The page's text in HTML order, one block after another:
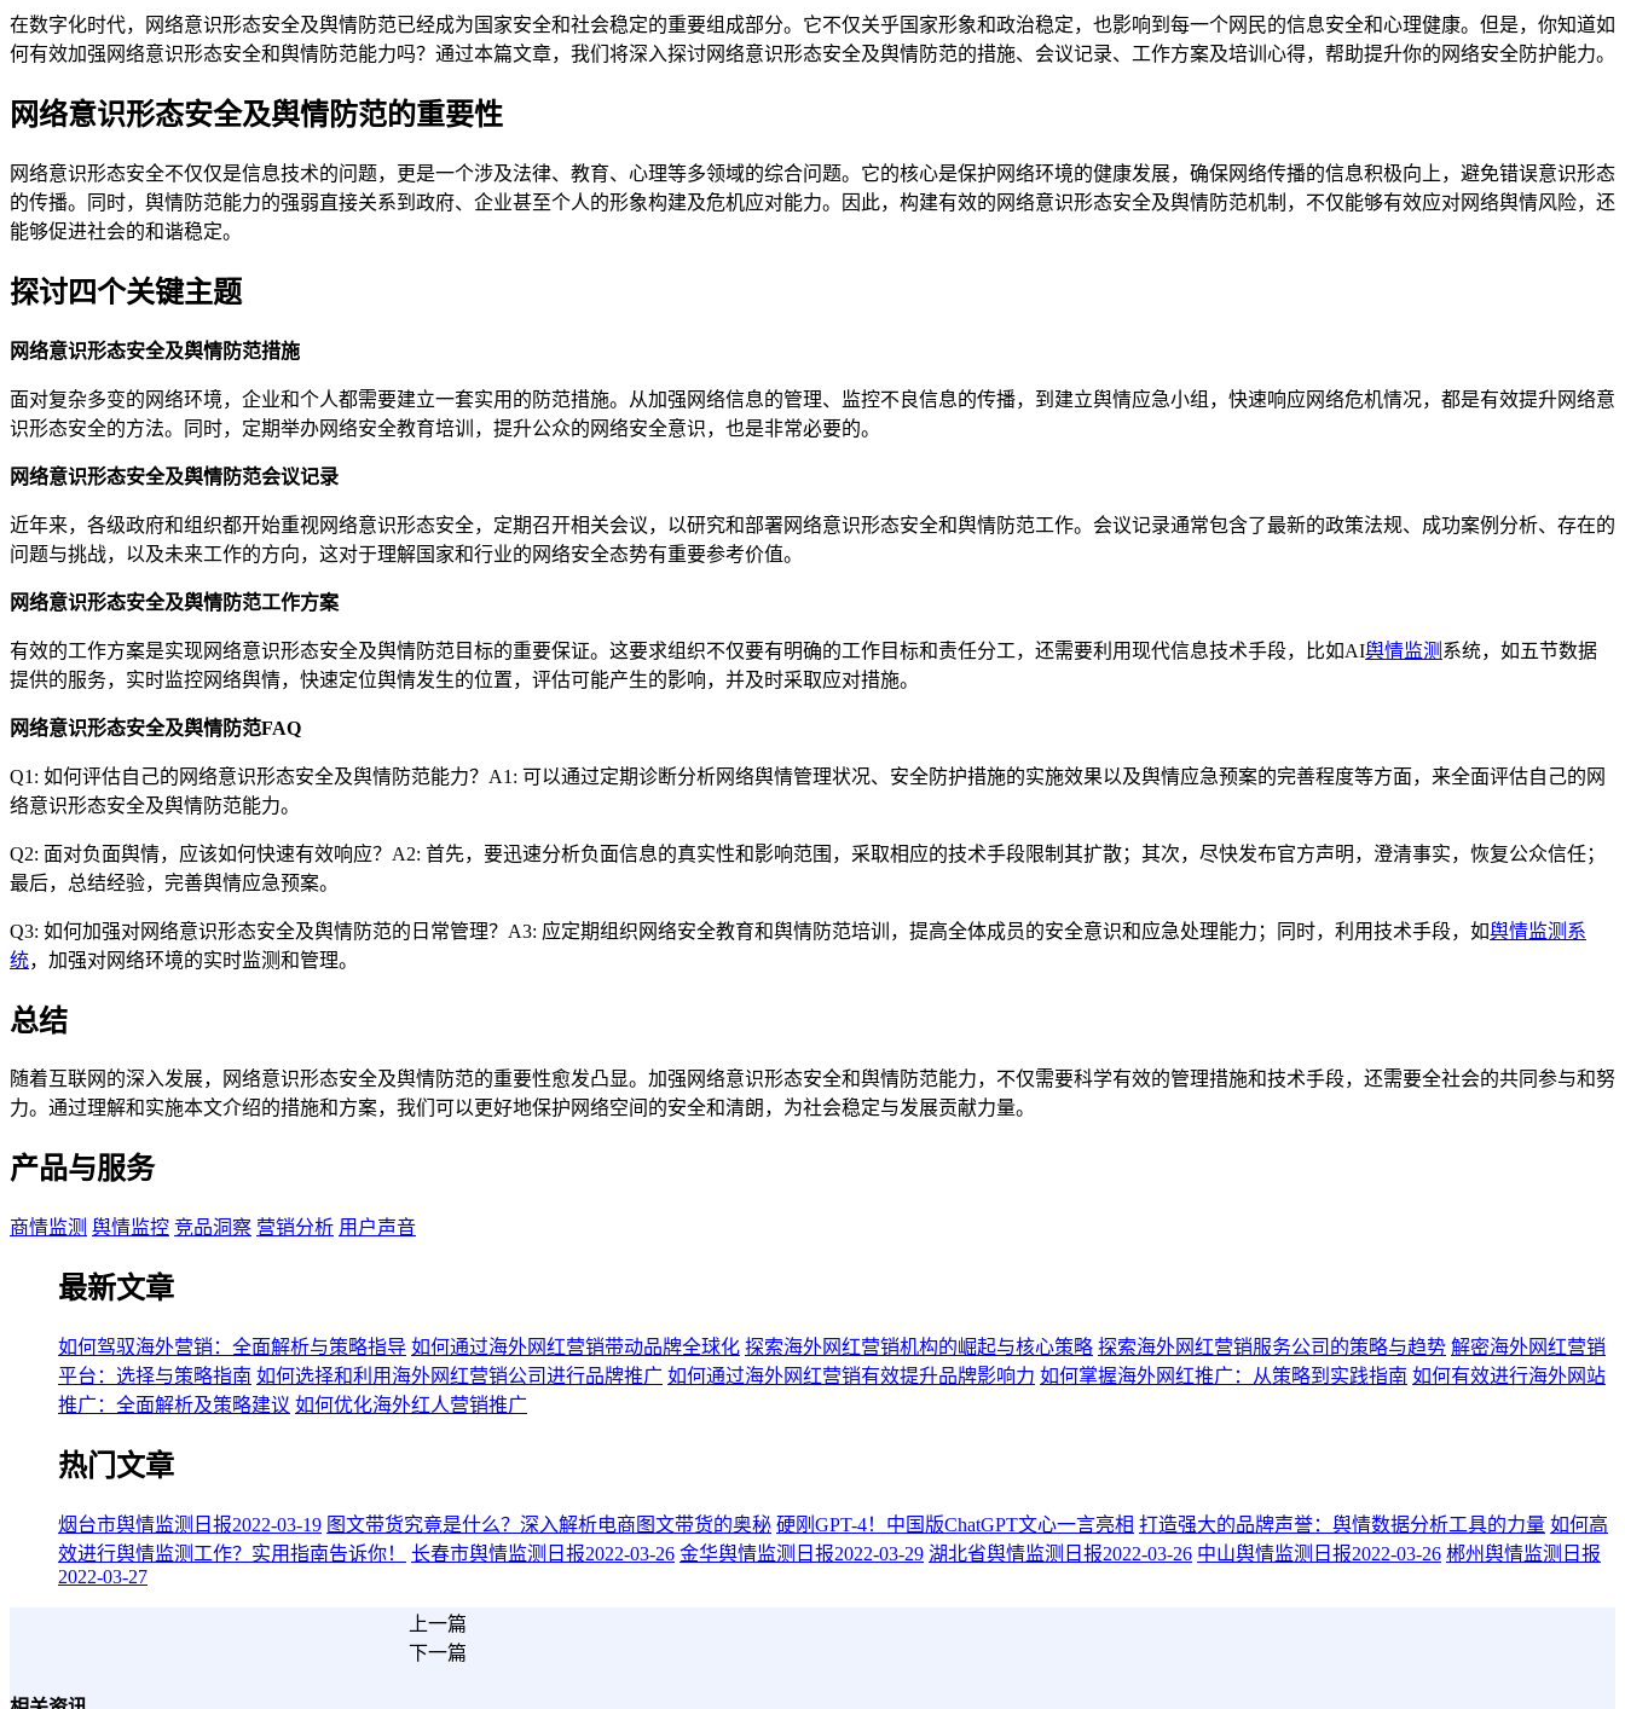
在数字化时代，网络意识形态安全及舆情防范已经成为国家安全和社会稳定的重要组成部分。它不仅关乎国家形象和政治稳定，也影响到每一个网民的信息安全和心理健康。但是，你知道如
何有效加强网络意识形态安全和舆情防范能力吗？通过本篇文章，我们将深入探讨网络意识形态安全及舆情防范的措施、会议记录、工作方案及培训心得，帮助提升你的网络安全防护能力。
网络意识形态安全及舆情防范的重要性
网络意识形态安全不仅仅是信息技术的问题，更是一个涉及法律、教育、心理等多领域的综合问题。它的核心是保护网络环境的健康发展，确保网络传播的信息积极向上，避免错误意识形态
的传播。同时，舆情防范能力的强弱直接关系到政府、企业甚至个人的形象构建及危机应对能力。因此，构建有效的网络意识形态安全及舆情防范机制，不仅能够有效应对网络舆情风险，还
能够促进社会的和谐稳定。
探讨四个关键主题
网络意识形态安全及舆情防范措施
面对复杂多变的网络环境，企业和个人都需要建立一套实用的防范措施。从加强网络信息的管理、监控不良信息的传播，到建立舆情应急小组，快速响应网络危机情况，都是有效提升网络意
识形态安全的方法。同时，定期举办网络安全教育培训，提升公众的网络安全意识，也是非常必要的。
网络意识形态安全及舆情防范会议记录
近年来，各级政府和组织都开始重视网络意识形态安全，定期召开相关会议，以研究和部署网络意识形态安全和舆情防范工作。会议记录通常包含了最新的政策法规、成功案例分析、存在的
问题与挑战，以及未来工作的方向，这对于理解国家和行业的网络安全态势有重要参考价值。
网络意识形态安全及舆情防范工作方案
有效的工作方案是实现网络意识形态安全及舆情防范目标的重要保证。这要求组织不仅要有明确的工作目标和责任分工，还需要利用现代信息技术手段，比如AI舆情监测 系统，如五节数据
提供的服务，实时监控网络舆情，快速定位舆情发生的位置，评估可能产生的影响，并及时采取应对措施。
网络意识形态安全及舆情防范FAQ
Q1: 如何评估自己的网络意识形态安全及舆情防范能力？A1: 可以通过定期诊断分析网络舆情管理状况、安全防护措施的实施效果以及舆情应急预案的完善程度等方面，来全面评估自己的网
络意识形态安全及舆情防范能力。
Q2: 面对负面舆情，应该如何快速有效响应？A2: 首先，要迅速分析负面信息的真实性和影响范围，采取相应的技术手段限制其扩散；其次，尽快发布官方声明，澄清事实，恢复公众信任；
最后，总结经验，完善舆情应急预案。
Q3: 如何加强对网络意识形态安全及舆情防范的日常管理？A3: 应定期组织网络安全教育和舆情防范培训，提高全体成员的安全意识和应急处理能力；同时，利用技术手段，如舆情监测系
统，加强对网络环境的实时监测和管理。
总结
随着互联网的深入发展，网络意识形态安全及舆情防范的重要性愈发凸显。加强网络意识形态安全和舆情防范能力，不仅需要科学有效的管理措施和技术手段，还需要全社会的共同参与和努
力。通过理解和实施本文介绍的措施和方案，我们可以更好地保护网络空间的安全和清朗，为社会稳定与发展贡献力量。
产品与服务
商情监测 舆情监控 竞品洞察 营销分析 用户声音
最新文章
如何驾驭海外营销：全面解析与策略指导 如何通过海外网红营销带动品牌全球化 探索海外网红营销机构的崛起与核心策略 探索海外网红营销服务公司的策略与趋势 解密海外网红营销
平台：选择与策略指南 如何选择和利用海外网红营销公司进行品牌推广 如何通过海外网红营销有效提升品牌影响力 如何掌握海外网红推广：从策略到实践指南 如何有效进行海外网站
推广：全面解析及策略建议 如何优化海外红人营销推广
热门文章
烟台市舆情监测日报2022-03-19 图文带货究竟是什么？深入解析电商图文带货的奥秘 硬刚GPT-4！中国版ChatGPT文心一言亮相 打造强大的品牌声誉：舆情数据分析工具的力量 如何高
效进行舆情监测工作？实用指南告诉你！
长春市舆情监测日报2022-03-26 金华舆情监测日报2022-03-29 湖北省舆情监测日报2022-03-26 中山舆情监测日报2022-03-26 郴州舆情监测日报
2022-03-27
上一篇
下一篇